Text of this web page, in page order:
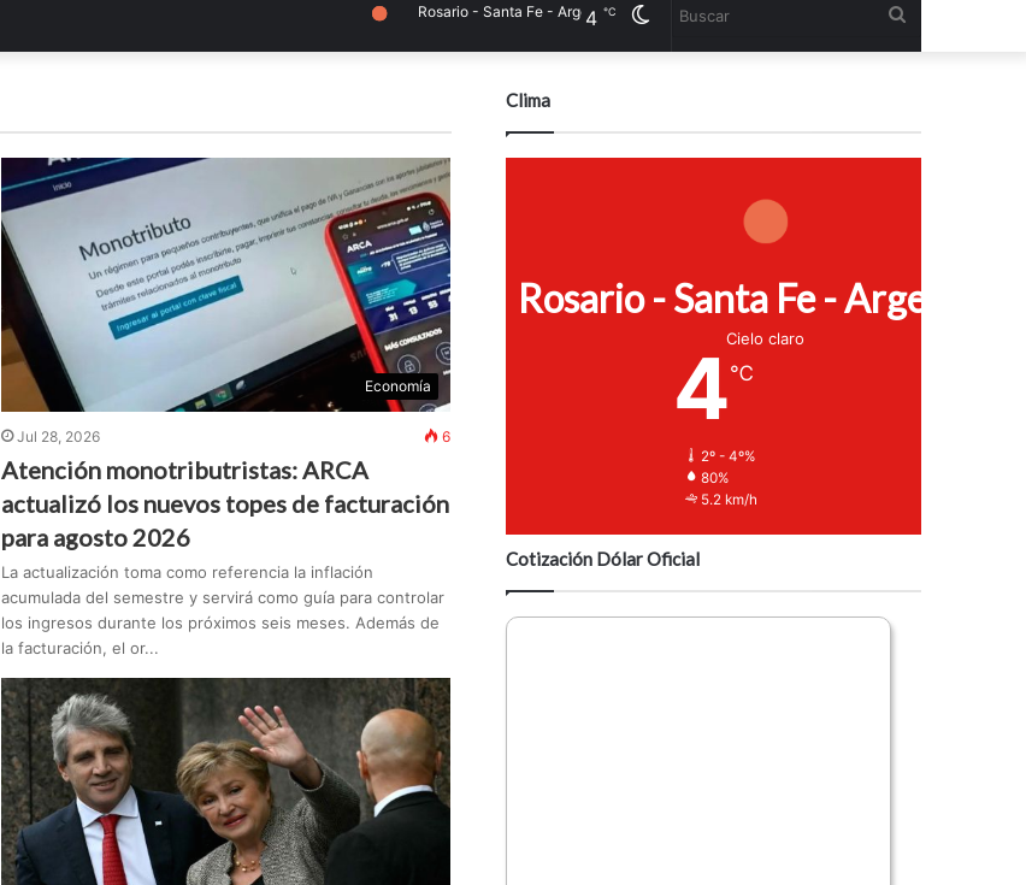
Cambiar
Rosario - Santa Fe - Argentina 4 ℃
Economía
Jul 28, 2026 6
Atención monotributristas: ARCA
actualizó los nuevos topes de facturación
para agosto 2026
La actualización toma como referencia la inflación
acumulada del semestre y servirá como guía para controlar
los ingresos durante los próximos seis meses. Además de
la facturación, el or...
Clima
Rosario - Santa Fe - Argentina
Cielo claro
4℃
2º - 4º%
80%
5.2 km/h
Cotización Dólar Oficial